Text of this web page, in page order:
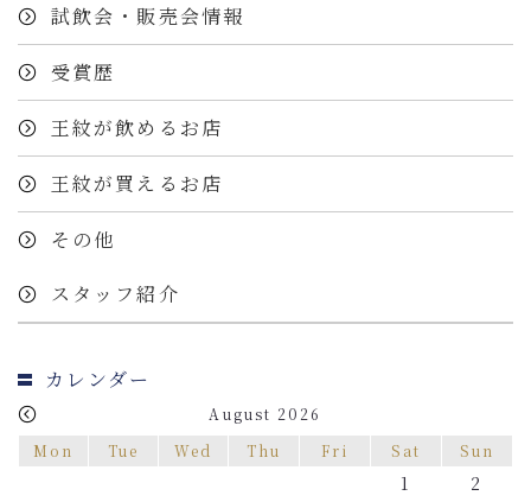
試飲会・販売会情報
受賞歴
王紋が飲めるお店
王紋が買えるお店
その他
スタッフ紹介
カレンダー
August 2026
Mon
Tue Wed Thu Fri Sat Sun
1
2